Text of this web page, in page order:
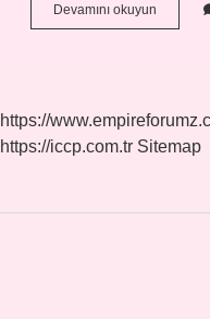
Devamını okuyun
Türkçe
https://
https://iccp.com.tr Sitemap